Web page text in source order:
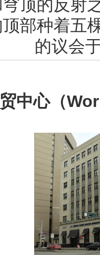
顶的反射
部种着五
的议会
中心（